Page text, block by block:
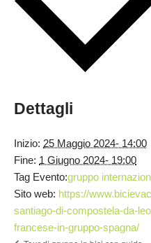
Dettagli
Inizio: 25 Maggio 2024- 14:00
Fine: 1 Giugno 2024- 19:00
Tag Evento:gruppo
Sito web: https://
santiago-di-compostela-da-
francese-in-gruppo-spagna/